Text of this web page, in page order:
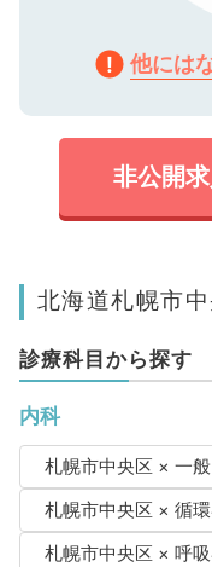
他には
非公開
北海道札幌市
診療科目から探す
内科
札幌市中央区 × 一
札幌市中央区 × 循
札幌市中央区 × 呼